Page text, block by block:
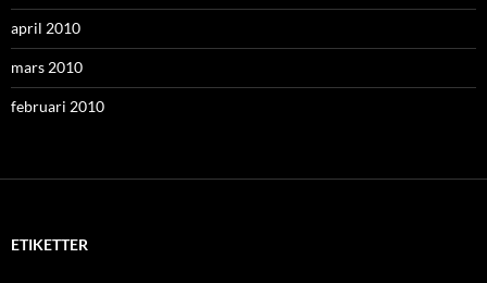
april 2010
mars 2010
februari 2010
ETIKETTER